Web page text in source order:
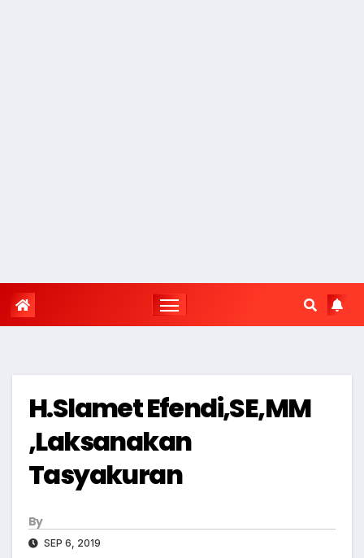
H.Slamet Efendi,SE,MM
,Laksanakan
Tasyakuran
By
SEP 6, 2019